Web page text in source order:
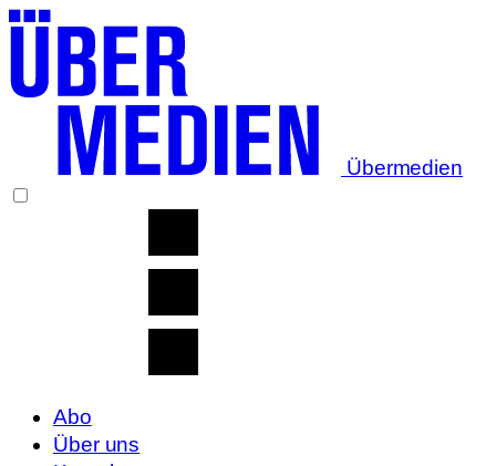
Übermedien
Abo
Über uns